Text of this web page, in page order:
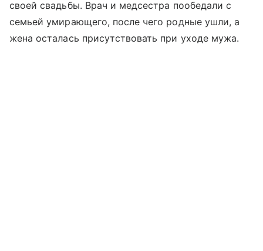
своей свадьбы. Врач и медсестра пообедали с
семьей умирающего, после чего родные ушли, а
жена осталась присутствовать при уходе мужа.